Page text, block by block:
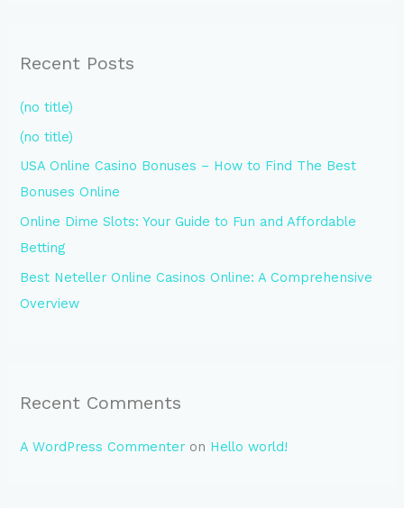
c
f
o
r
:
Recent Posts
(no title)
(no title)
USA Online Casino Bonuses – How to Find The Best
Bonuses Online
Online Dime Slots: Your Guide to Fun and Affordable
Betting
Best Neteller Online Casinos Online: A Comprehensive
Overview
Recent Comments
A WordPress Commenter on Hello world!